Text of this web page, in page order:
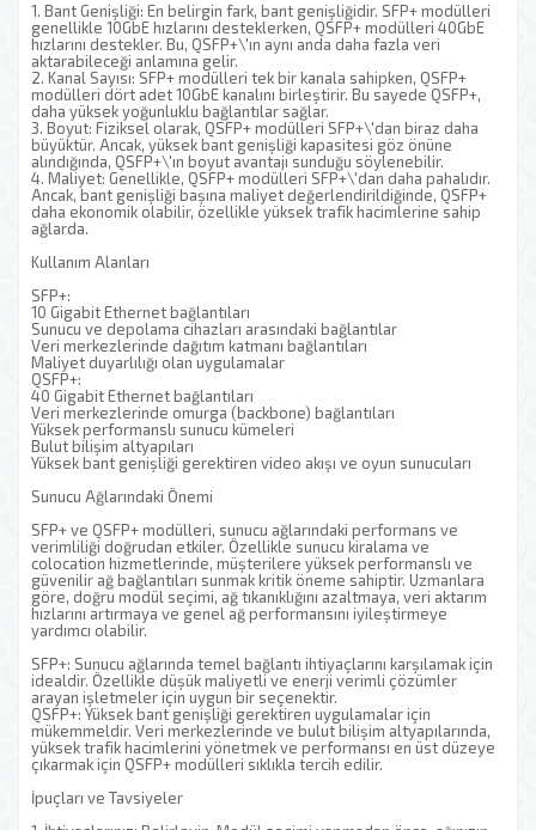
1. Bant Genişliği: En belirgin fark, bant genişliğidir. SFP+ modülleri
genellikle 10GbE hızlarını desteklerken, QSFP+ modülleri 40GbE
hızlarını destekler. Bu, QSFP+\'ın aynı anda daha fazla veri
aktarabileceği anlamına gelir.
2. Kanal Sayısı: SFP+ modülleri tek bir kanala sahipken, QSFP+
modülleri dört adet 10GbE kanalını birleştirir. Bu sayede QSFP+,
daha yüksek yoğunluklu bağlantılar sağlar.
3. Boyut: Fiziksel olarak, QSFP+ modülleri SFP+\'dan biraz daha
büyüktür. Ancak, yüksek bant genişliği kapasitesi göz önüne
alındığında, QSFP+\'ın boyut avantajı sunduğu söylenebilir.
4. Maliyet: Genellikle, QSFP+ modülleri SFP+\'dan daha pahalıdır.
Ancak, bant genişliği başına maliyet değerlendirildiğinde, QSFP+
daha ekonomik olabilir, özellikle yüksek trafik hacimlerine sahip
ağlarda.
Kullanım Alanları
SFP+:
10 Gigabit Ethernet bağlantıları
Sunucu ve depolama cihazları arasındaki bağlantılar
Veri merkezlerinde dağıtım katmanı bağlantıları
Maliyet duyarlılığı olan uygulamalar
QSFP+:
40 Gigabit Ethernet bağlantıları
Veri merkezlerinde omurga (backbone) bağlantıları
Yüksek performanslı sunucu kümeleri
Bulut bilişim altyapıları
Yüksek bant genişliği gerektiren video akışı ve oyun sunucuları
Sunucu Ağlarındaki Önemi
SFP+ ve QSFP+ modülleri, sunucu ağlarındaki performans ve
verimliliği doğrudan etkiler. Özellikle sunucu kiralama ve
colocation hizmetlerinde, müşterilere yüksek performanslı ve
güvenilir ağ bağlantıları sunmak kritik öneme sahiptir. Uzmanlara
göre, doğru modül seçimi, ağ tıkanıklığını azaltmaya, veri aktarım
hızlarını artırmaya ve genel ağ performansını iyileştirmeye
yardımcı olabilir.
SFP+: Sunucu ağlarında temel bağlantı ihtiyaçlarını karşılamak için
idealdir. Özellikle düşük maliyetli ve enerji verimli çözümler
arayan işletmeler için uygun bir seçenektir.
QSFP+: Yüksek bant genişliği gerektiren uygulamalar için
mükemmeldir. Veri merkezlerinde ve bulut bilişim altyapılarında,
yüksek trafik hacimlerini yönetmek ve performansı en üst düzeye
çıkarmak için QSFP+ modülleri sıklıkla tercih edilir.
İpuçları ve Tavsiyeler